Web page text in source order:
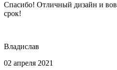
Спасибо! Отличный дизайн и
срок!
Владислав
02 апреля 2021